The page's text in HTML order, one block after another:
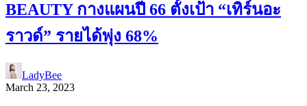
BEAUTY กางแผนปี 66 ตั้งเป้า “เทิร์นอะ
ราวด์” รายได้พุ่ง 68%
LadyBee
March 23, 2023